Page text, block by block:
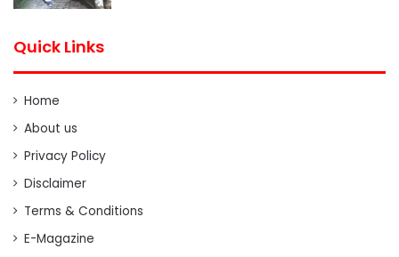
Quick Links
Home
About us
Privacy Policy
Disclaimer
Terms & Conditions
E-Magazine